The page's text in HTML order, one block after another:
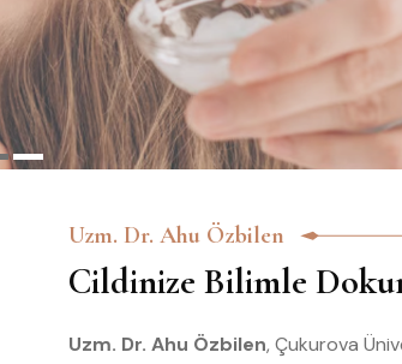
Uzm. Dr. Ahu Özbilen
Cildinize Bilimle
Uzm. Dr. Ahu Özbilen, Çukurova